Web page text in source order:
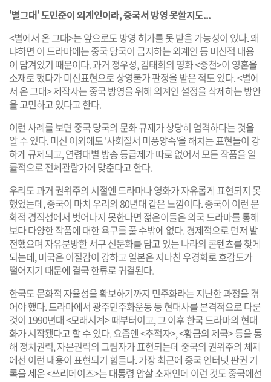
'별그대' 도민준이 외계인이라, 중국서 방영 못할지도...
<별에서 온 그대>는 앞으로도 방영 허가를 못 받을 가능성이 있다. 왜
냐하면 이 드라마에는 중국 당국이 금지하는 외계인 등 미신적 내용
이 담겨있기 때문이다. 과거 정우성, 김태희의 영화 <중천>이 영혼을
소재로 했다가 미신표현으로 상영불가 판정을 받은 적도 있다. <별에
서 온 그대> 제작사는 중국 방영을 위해 외계인 설정을 삭제하는 방안
을 고민하고 있다고 한다.
이런 사례를 보면 중국 당국의 문화 규제가 상당히 엄격하다는 것을
알 수 있다. 미신 이외에도 '사회질서 미풍양속'을 해치는 표현들이 강
하게 규제되고, 연령대별 방송 등급제가 따로 없어서 모든 작품을 일
률적으로 전체관람가에 맞춘다고 한다.
우리도 과거 권위주의 시절엔 드라마나 영화가 자유롭게 표현되지 못
했었는데, 중국이 마치 우리의 80년대 같은 느낌이다. 중국이 이런 문
화적 경직성에서 벗어나지 못한다면 젊은이들은 외국 드라마를 통해
보다 다양한 작품에 대한 욕구를 풀 수밖에 없다. 경제적으로 먼저 발
전했으며 자유분방한 서구 신문화를 담고 있는 나라의 콘텐츠를 찾게
되는데, 미국은 이질감이 강하고 일본은 지나친 우경화로 호감도가
떨어지기 때문에 결국 한류로 귀결된다.
한국도 문화적 자율성을 확보하기까지 민주화라는 지난한 과정을 겪
어야 했다. 드라마에서 광주민주화운동 등 현대사를 본격적으로 다룬
것이 1990년대 <모래시계> 때부터이고, 그 이후 한국 드라마의 현대
화가 시작됐다고 할 수 있다. 요즘엔 <추적자>, <황금의 제국> 등을 통
해 정치권력, 자본권력의 그림자가 표현되는데 중국의 권위주의 체제
에선 이런 내용이 표현되기 힘들다. 가장 최근에 중국 인터넷 판권 기
록을 세운 <쓰리데이즈>는 대통령 암살 소재인데 이런 것도 중국에선